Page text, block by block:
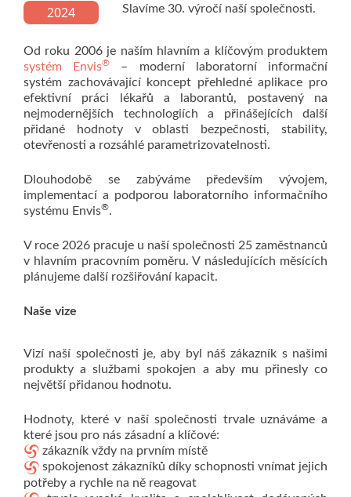
2024 Slavíme 30. výročí naší společnosti.
Od roku 2006 je naším hlavním a klíčovým produktem
systém Envis®
– moderní laboratorní informační
systém zachovávající koncept přehledné aplikace pro
efektivní práci lékařů a laborantů, postavený na
nejmodernějších technologiích a přinášejících další
přidané hodnoty v oblasti bezpečnosti, stability,
otevřenosti a rozsáhlé parametrizovatelnosti.
Dlouhodobě se zabýváme především vývojem,
implementací a podporou laboratorního informačního
systému Envis®.
V roce 2026 pracuje u naší společnosti 25 zaměstnanců
v hlavním pracovním poměru. V následujících měsících
plánujeme další rozšiřování kapacit.
Naše vize
Vizí naší společnosti je, aby byl náš zákazník s našimi
produkty a službami spokojen a aby mu přinesly co
největší přidanou hodnotu.
Hodnoty, které v naší společnosti trvale uznáváme a
které jsou pro nás zásadní a klíčové:
zákazník vždy na prvním místě
spokojenost zákazníků díky schopnosti vnímat jejich
potřeby a rychle na ně reagovat